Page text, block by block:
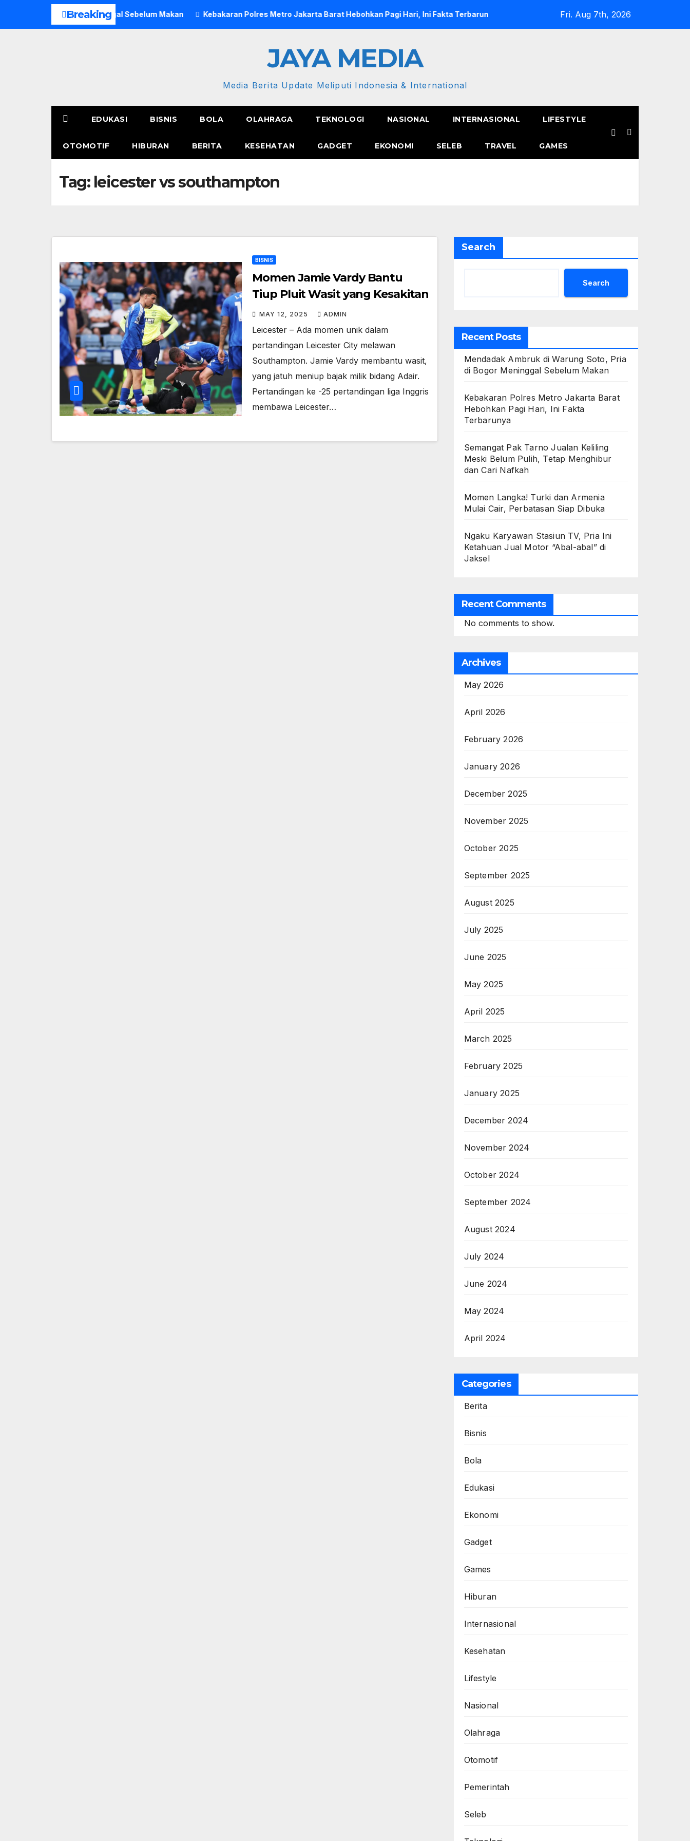
Breaking
di Bogor Meninggal Sebelum Makan Kebakaran Polres Metro Jakarta Barat Hebohkan Pagi Hari, Ini Fakta Terbarunya Semangat Pak Tarno Jualan Keliling Meski Belum Pulih,
Fri. Aug 7th, 2026
JAYA MEDIA
Media Berita Update Meliputi Indonesia & International
EDUKASI BISNIS BOLA OLAHRAGA TEKNOLOGI NASIONAL INTERNASIONAL LIFESTYLE
OTOMOTIF HIBURAN BERITA KESEHATAN GADGET EKONOMI SELEB TRAVEL GAMES
Tag: leicester vs southampton
BISNIS
Momen Jamie Vardy Bantu
Tiup Pluit Wasit yang Kesakitan
MAY 12, 2025 ADMIN
Leicester – Ada momen unik dalam
pertandingan Leicester City melawan
Southampton. Jamie Vardy membantu wasit,
yang jatuh meniup bajak milik bidang Adair.
Pertandingan ke -25 pertandingan liga Inggris
membawa Leicester…
Search
Search
Recent Posts
Mendadak Ambruk di Warung Soto, Pria
di Bogor Meninggal Sebelum Makan
Kebakaran Polres Metro Jakarta Barat
Hebohkan Pagi Hari, Ini Fakta
Terbarunya
Semangat Pak Tarno Jualan Keliling
Meski Belum Pulih, Tetap Menghibur
dan Cari Nafkah
Momen Langka! Turki dan Armenia
Mulai Cair, Perbatasan Siap Dibuka
Ngaku Karyawan Stasiun TV, Pria Ini
Ketahuan Jual Motor “Abal-abal” di
Jaksel
Recent Comments
No comments to show.
Archives
May 2026
April 2026
February 2026
January 2026
December 2025
November 2025
October 2025
September 2025
August 2025
July 2025
June 2025
May 2025
April 2025
March 2025
February 2025
January 2025
December 2024
November 2024
October 2024
September 2024
August 2024
July 2024
June 2024
May 2024
April 2024
Categories
Berita
Bisnis
Bola
Edukasi
Ekonomi
Gadget
Games
Hiburan
Internasional
Kesehatan
Lifestyle
Nasional
Olahraga
Otomotif
Pemerintah
Seleb